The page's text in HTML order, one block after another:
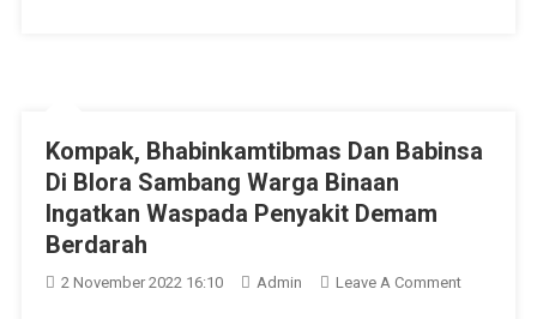
Kompak, Bhabinkamtibmas Dan Babinsa
Di Blora Sambang Warga Binaan
Ingatkan Waspada Penyakit Demam
Berdarah
2 November 2022 16:10 Admin Leave A CommentOn